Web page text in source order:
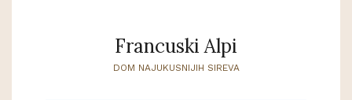
Francuski Alpi
DOM NAJUKUSNIJIH SIREVA